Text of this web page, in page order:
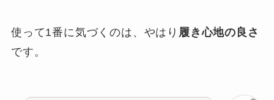
使って1番に気づくのは、やはり 履き心地の良さ
です。